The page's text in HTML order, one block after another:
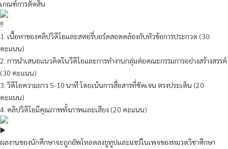
เกณฑ์การตัดสิน
1. เนื้อหาของคลิปวิดีโอและสตอรี่บอร์ดสอดคล้องกับหัวข้อการประกวด (30
คะแนน)
2. การนำเสนอแนวคิดในวีดีโอและการทำงานกลุ่มต่อคณะกรรมการอย่างสร้างสรรค์
(30 คะแนน)
3. วิดีโอความยาว 5-10 นาที โดยเน้นการสื่อสารที่ชัดเจน ตรงประเด็น (20
คะแนน)
4. คลิปวิดีโอมีคุณภาพทั้งภาพและเสียง (20 คะแนน)
ผลงานของนักศึกษาจะถูกอัพโหลดลงยูทูปและแชร์ในเพจของหมวดวิชาศึกษา